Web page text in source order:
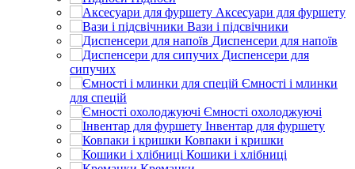
Аксесуари для фуршету
Вази і підсвічники
Диспенсери для напоїв
Диспенсери для
сипучих
Ємності і млинки
для спецій
Ємності охолоджуючі
Інвентар для фуршету
Ковпаки і кришки
Кошики і хлібниці